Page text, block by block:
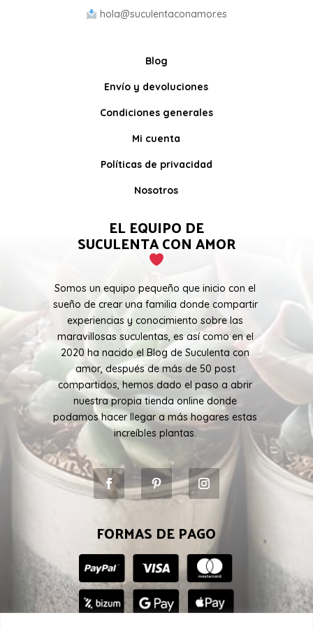
hola@suculentaconamor.es
Blog
Envío y devoluciones
Condiciones generales
Mi cuenta
Políticas de privacidad
Nosotros
EL EQUIPO DE
SUCULENTA CON AMOR
Somos un equipo pequeño que inicio con el
sueño de crear una familia donde compartir
experiencias y conocimiento sobre las
maravillosas suculentas, es así como en el
2020 ha nacido el Blog de Suculenta con
amor, después de más de 50 post
compartidos, hemos dado el paso a abrir
nuestra propia tienda online donde
podamos hacer llegar a más hogares estas
increíbles plantas.
FORMAS DE PAGO